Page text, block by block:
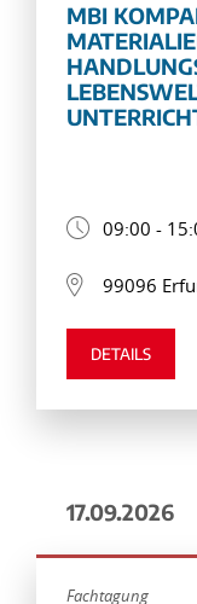
MBI
09:00 -
99096
DETAILS
17.09.2026
Fachtagung